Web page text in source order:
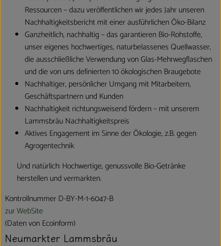
Ressourcen – dazu veröffentlichen wir jedes Jahr unseren
Nachhaltigkeitsbericht mit einer ausführlichen Öko-Bilanz
Ganzheitlich, nachhaltig – das garantieren Bio-Rohstoffe,
unser eigenes hochwertiges, naturbelassenes Quellwasser,
die ausschließliche Verwendung von Glas-Mehrwegflaschen
und die von uns definierten 10 ökologischen Braugebote
Nachhaltiger, persönlicher Umgang mit Mitarbeitern,
Geschäftspartnern und Kunden
Nachhaltigkeit richtungsweisend fördern – mit unserem
Lammsbräu Nachhaltigkeitspreis
Aktives Engagement im Sinne der Ökologie, z.B. gegen
Agrogentechnik
Und natürlich: Hochwertige, genussvolle Bio-Getränke
herstellen und vermarkten.
Kontrollnummer D-BY-M-1-6047-B
zur WebSite
(Daten von Ecoinform)
Neumarkter Lammsbräu